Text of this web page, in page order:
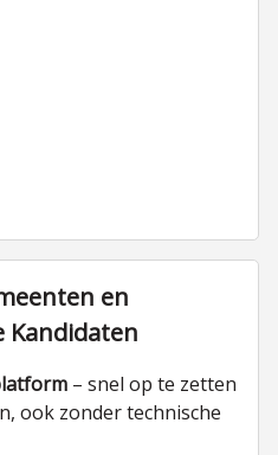
en
Kandidaten
– snel op te zetten
ook zonder technische